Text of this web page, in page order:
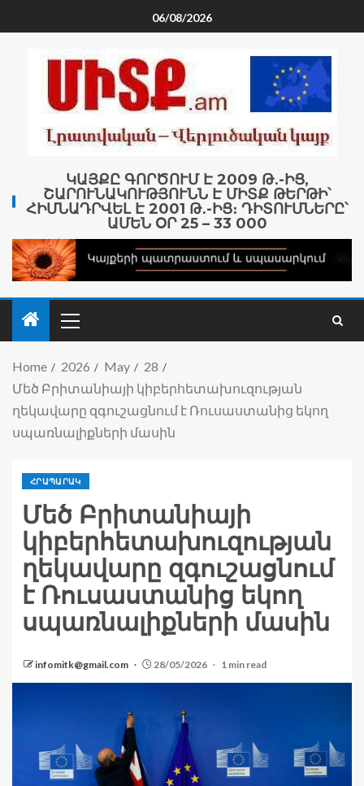
06/08/2026
ԿԱՅՔԸ ԳՈՐԾՈՒՄ Է 2009 Թ․-ԻՑ,
ՇԱՐՈՒՆԱԿՈՒԹՅՈՒՆՆ Է ՄԻՏՔ ԹԵՐԹԻ՝
ՀԻՄՆԱԴՐՎԵԼ Է 2001 Թ․-ԻՑ։ ԴԻՏՈՒՄՆԵՐԸ՝
ԱՄԵՆ ՕՐ 25 – 33 000
Home 2026 May
28
Մեծ Բրիտանիայի կիբերհետախուզության
ղեկավարը զգուշացնում է Ռուսաստանից եկող
սպառնալիքների մասին
ՀՐԱՊԱՐԱԿ
Մեծ Բրիտանիայի
կիբերհետախուզության
ղեկավարը զգուշացնում
է Ռուսաստանից եկող
սպառնալիքների մասին
infomitk@gmail.com 28/05/2026 1 min read